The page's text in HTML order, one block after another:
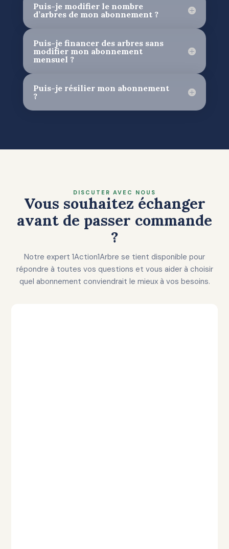
Puis-je modifier le nombre
d’arbres de mon abonnement ?
Puis-je financer des arbres sans
modifier mon abonnement
mensuel ?
Puis-je résilier mon abonnement
?
DISCUTER AVEC NOUS
Vous souhaitez échanger
avant de passer commande
?
Notre expert 1Action1Arbre se tient disponible pour
répondre à toutes vos questions et vous aider à choisir
quel abonnement conviendrait le mieux à vos besoins.